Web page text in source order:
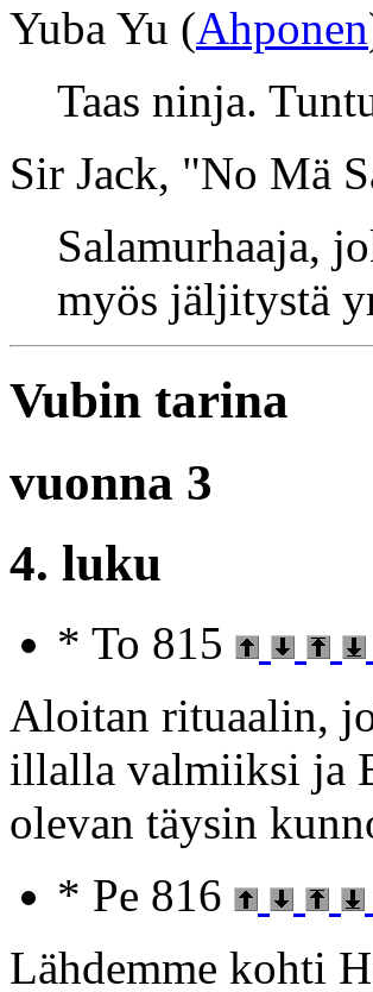
Yuba Yu (Ahponen
Taas ninja.
Sir Jack, "No Mä
Salamurhaaja,
myös jäljitystä
Vubin tarina
vuonna 3
4. luku
* To 815
Aloitan rituaalin,
illalla valmiiksi ja
olevan täysin
* Pe 816
Lähdemme kohti